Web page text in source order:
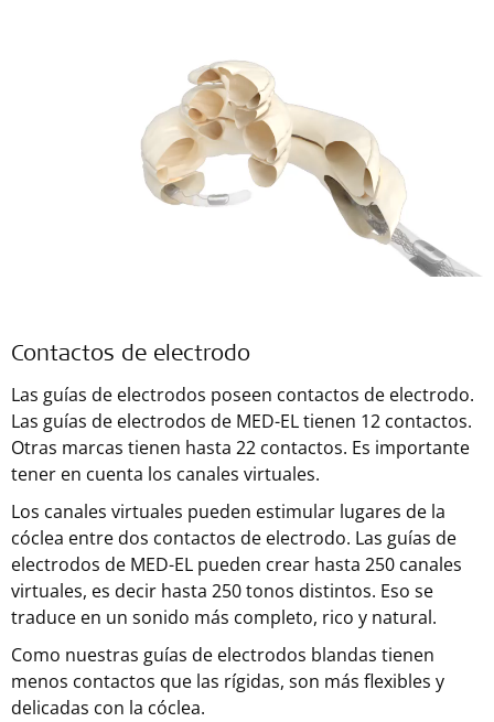
Contactos de electrodo
Las guías de electrodos poseen contactos de electrodo.
Las guías de electrodos de MED-EL tienen 12 contactos.
Otras marcas tienen hasta 22 contactos. Es importante
tener en cuenta los canales virtuales.
Los canales virtuales pueden estimular lugares de la
cóclea entre dos contactos de electrodo. Las guías de
electrodos de MED-EL pueden crear hasta 250 canales
virtuales, es decir hasta 250 tonos distintos. Eso se
traduce en un sonido más completo, rico y natural.
Como nuestras guías de electrodos blandas tienen
menos contactos que las rígidas, son más flexibles y
delicadas con la cóclea.